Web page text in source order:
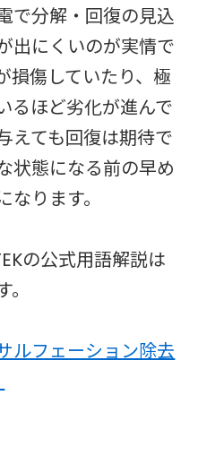
で分解・回復の見込
出にくいのが実情で
損傷していたり、極
るほど劣化が進んで
えても回復は期待で
状態になる前の早め
ります。
の公式用語解説は
ルフェーション除去